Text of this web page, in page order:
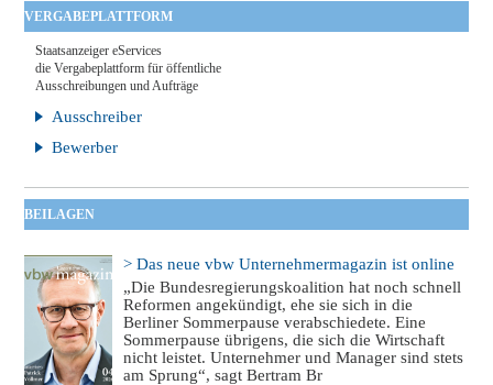
VERGABEPLATTFORM
Staatsanzeiger eServices
die Vergabeplattform für öffentliche
Ausschreibungen und Aufträge
Ausschreiber
Bewerber
BEILAGEN
> Das neue vbw Unternehmermagazin ist online
„Die Bundesregierungskoalition hat noch schnell
Reformen angekündigt, ehe sie sich in die
Berliner Sommerpause verabschiedete. Eine
Sommerpause übrigens, die sich die Wirtschaft
nicht leistet. Unternehmer und Manager sind stets
am Sprung“, sagt Bertram Br